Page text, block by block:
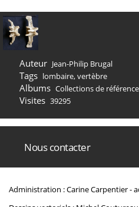
Auteur Jean-Philip Brugal
Tags lombaire,vertèbre
Albums Collections de référence
Visites 39295
Nous contacter
Administration : Carine Carpentier -